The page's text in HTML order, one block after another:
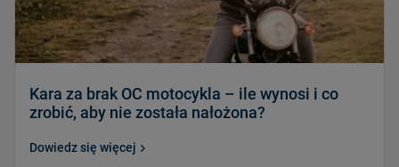
Kara za brak OC motocykla – ile wynosi i co
zrobić, aby nie została nałożona?
Dowiedz się więcej